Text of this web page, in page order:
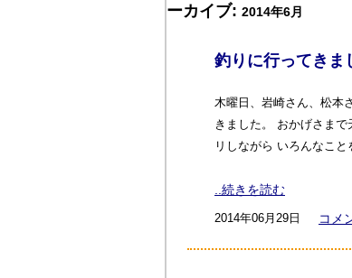
ーカイブ: 2014年6月
釣りに行ってきま
木曜日、岩崎さん、松本
きました。 おかげさま
リしながら いろんなこ
..続きを読む
2014年06月29日 コメ